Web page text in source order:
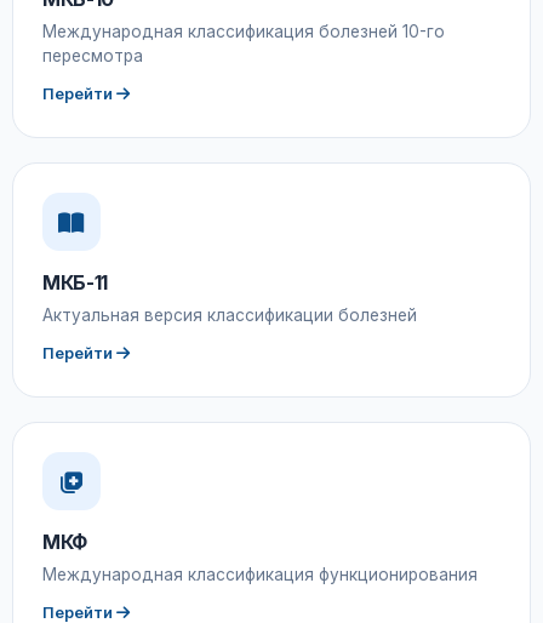
Международная классификация болезней 10-го
пересмотра
Перейти
МКБ-11
Актуальная версия классификации болезней
Перейти
МКФ
Международная классификация функционирования
Перейти